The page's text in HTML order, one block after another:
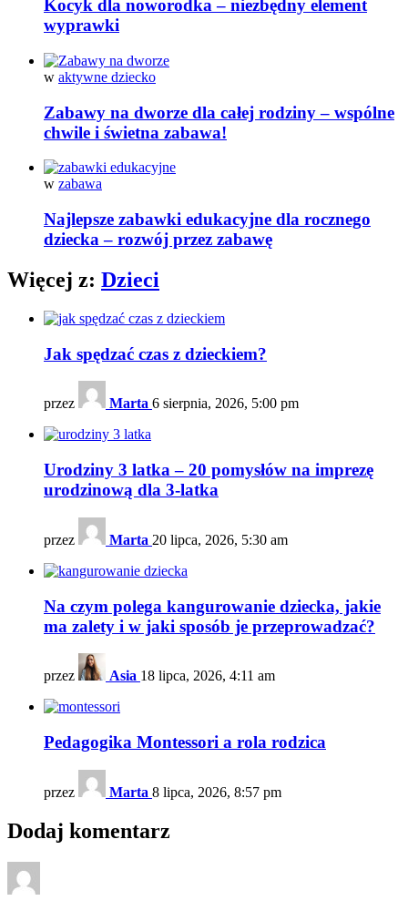
Kocyk dla noworodka – niezbędny element
wyprawki
w aktywne dziecko
Zabawy na dworze dla całej rodziny – wspólne
chwile i świetna zabawa!
w zabawa
Najlepsze zabawki edukacyjne dla rocznego
dziecka – rozwój przez zabawę
Więcej z: Dzieci
Jak spędzać czas z dzieckiem?
przez Marta 6 sierpnia, 2026, 5:00 pm
Urodziny 3 latka – 20 pomysłów na imprezę
urodzinową dla 3-latka
przez Marta 20 lipca, 2026, 5:30 am
Na czym polega kangurowanie dziecka, jakie
ma zalety i w jaki sposób je przeprowadzać?
przez Asia 18 lipca, 2026, 4:11 am
Pedagogika Montessori a rola rodzica
przez Marta 8 lipca, 2026, 8:57 pm
Dodaj komentarz